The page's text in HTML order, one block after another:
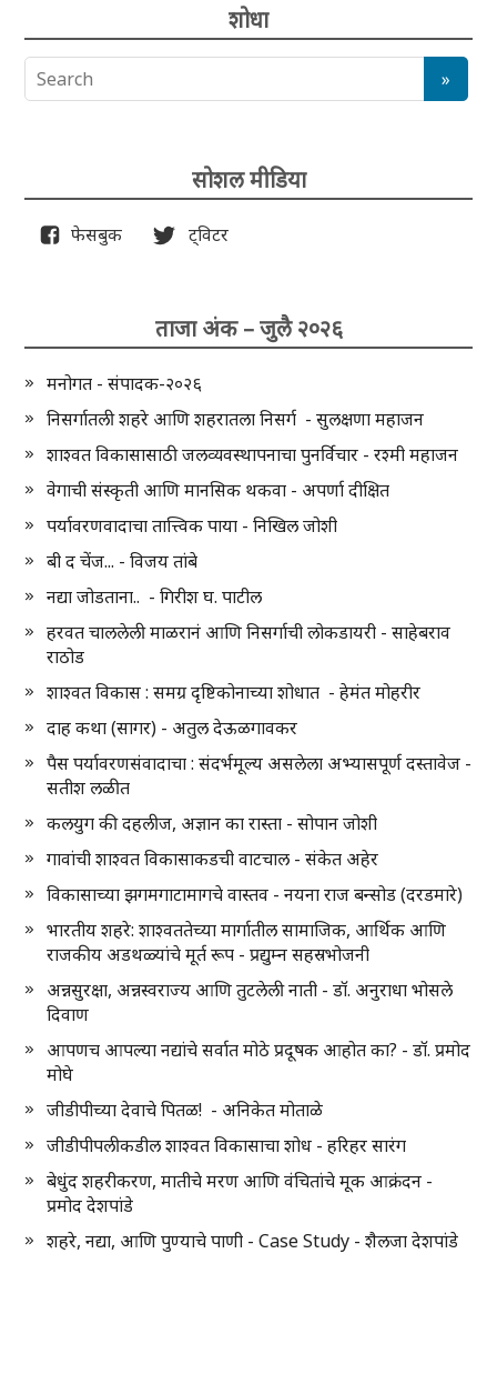
शोधा
सोशल मीडिया
फेसबुक ट्विटर
ताजा अंक – जुलै २०२६
मनोगत - संपादक-२०२६
निसर्गातली शहरे आणि शहरातला निसर्ग - सुलक्षणा महाजन
शाश्वत विकासासाठी जलव्यवस्थापनाचा पुनर्विचार - रश्मी महाजन
वेगाची संस्कृती आणि मानसिक थकवा - अपर्णा दीक्षित
पर्यावरणवादाचा तात्त्विक पाया - निखिल जोशी
बी द चेंज... - विजय तांबे
नद्या जोडताना.. - गिरीश घ. पाटील
हरवत चाललेली माळरानं आणि निसर्गाची लोकडायरी - साहेबराव
राठोड
शाश्वत विकास : समग्र दृष्टिकोनाच्या शोधात - हेमंत मोहरीर
दाह कथा (सागर) - अतुल देऊळगावकर
पैस पर्यावरणसंवादाचा : संदर्भमूल्य असलेला अभ्यासपूर्ण दस्तावेज -
सतीश लळीत
कलयुग की दहलीज, अज्ञान का रास्ता - सोपान जोशी
गावांची शाश्वत विकासाकडची वाटचाल - संकेत अहेर
विकासाच्या झगमगाटामागचे वास्तव - नयना राज बन्सोड (दरडमारे)
भारतीय शहरे: शाश्वततेच्या मार्गातील सामाजिक, आर्थिक आणि
राजकीय अडथळ्यांचे मूर्त रूप - प्रद्युम्न सहस्रभोजनी
अन्नसुरक्षा, अन्नस्वराज्य आणि तुटलेली नाती - डॉ. अनुराधा भोसले
दिवाण
आपणच आपल्या नद्यांचे सर्वात मोठे प्रदूषक आहोत का? - डॉ. प्रमोद
मोघे
जीडीपीच्या देवाचे पितळ! - अनिकेत मोताळे
जीडीपीपलीकडील शाश्वत विकासाचा शोध - हरिहर सारंग
बेधुंद शहरीकरण, मातीचे मरण आणि वंचितांचे मूक आक्रंदन -
प्रमोद देशपांडे
शहरे, नद्या, आणि पुण्याचे पाणी - Case Study - शैलजा देशपांडे